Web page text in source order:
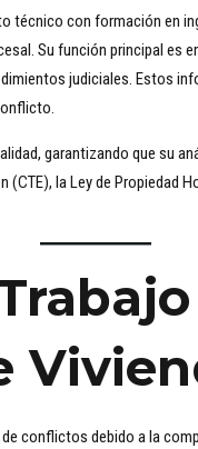
técnico con formación en
Su función principal es
judiciales. Estos
garantizando que su
la Ley de Propiedad
conflictos debido a la